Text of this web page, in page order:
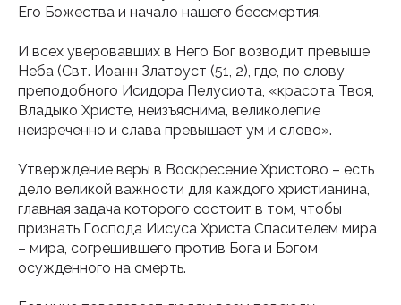
Его Божества и начало нашего бессмертия.
И всех уверовавших в Него Бог возводит превыше
Неба (Свт. Иоанн Златоуст (51, 2), где, по слову
преподобного Исидора Пелусиота, «красота Твоя,
Владыко Христе, неизъяснима, великолепие
неизреченно и слава превышает ум и слово».
Утверждение веры в Воскресение Христово – есть
дело великой важности для каждого христианина,
главная задача которого состоит в том, чтобы
признать Господа Иисуса Христа Спасителем мира
– мира, согрешившего против Бога и Богом
осужденного на смерть.